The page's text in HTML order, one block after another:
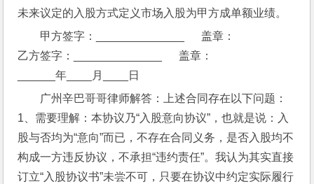
未来议定的入股方式定义市场入股为甲方成单额业绩。
甲方签字：______________      盖章：
乙方签字：______________      盖章：
______年____月____日
广州辛巴哥哥律师解答：上述合同存在以下问题：
1、需要理解：本协议乃“入股意向协议”，也就是说：入
股与否均为“意向”而已，不存在合同义务，是否入股均不
构成一方违反协议，不承担“违约责任”。我认为其实直接
订立“入股协议书”未尝不可，只要在协议中约定实际履行